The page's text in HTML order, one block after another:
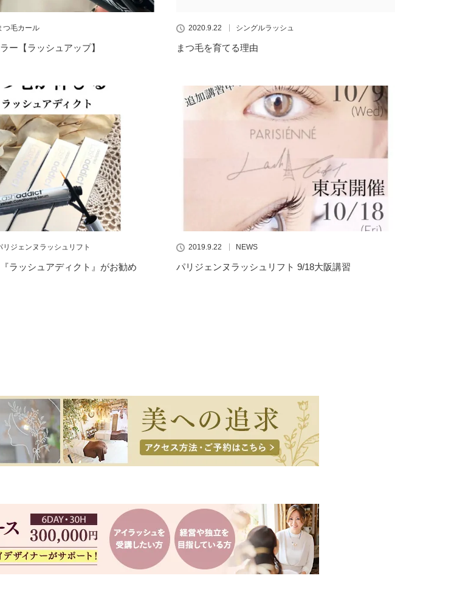
つ毛カール
ー【ラッシュアップ】
2020.9.22 シングルラッシュ
まつ毛を育てる理由
リジェンヌラッシュリフト
ラッシュアディクト』がお勧め
2019.9.22 NEWS
パリジェンヌラッシュリフト 9/18大阪講習